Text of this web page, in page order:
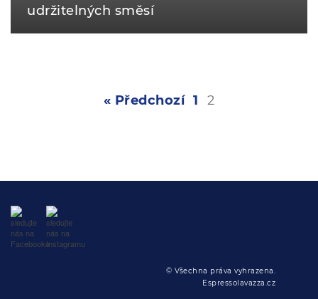
udržitelných směsí
« Předchozí 1 2
© Všechna práva vyhrazena.
Espressolavazza.cz